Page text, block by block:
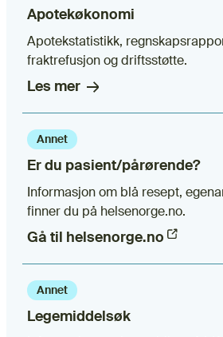
Apotekøkonomi
Apotekstatistikk,
fraktrefusjon og driftsstøtte.
Les mer
Er du pasient/pårørende?
Annet
Informasjon om blå resept,
finner du på helsenorge.no.
Gå til helsenorge.no
(Ekstern lenke)
Legemiddelsøk
Annet